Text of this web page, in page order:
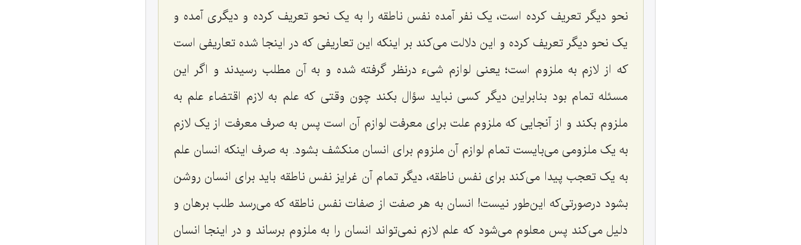
نحو دیگر تعریف کرده است، یک نفر آمده نفس ناطقه را به یک نحو تعریف کرده و دیگری آمده و
یک نحو دیگر تعریف کرده و این دلالت می‌کند بر اینکه این تعاریفی که در اینجا شده تعاریفی است
که از لازم به ملزوم است؛ یعنی لوازم شیء درنظر گرفته شده و به آن مطلب رسیدند و اگر این
مسئله تمام بود بنابراین دیگر کسی نباید سؤال بکند چون وقتی که علم به لازم اقتضاء علم به
ملزوم بکند و از آنجایی که ملزوم علت برای معرفت لوازم آن است پس به صرف معرفت از یک لازم
به یک ملزومی می‌بایست تمام لوازم آن ملزوم برای انسان منکشف بشود. به صرف اینکه انسان علم
به یک تعجب پیدا می‌کند برای نفس ناطقه، دیگر تمام آن غرایز نفس ناطقه باید برای انسان روشن
بشود درصورتی‌که این‌طور نیست! انسان به هر صفت از صفات نفس ناطقه که می‌رسد طلب برهان و
دلیل می‌کند پس معلوم می‌شود که علم لازم نمی‌تواند انسان را به ملزوم برساند و در اینجا انسان